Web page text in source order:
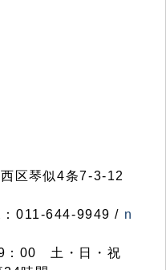
区琴似4条7-3-12
011-644-9949 / n
：00 土・日・祝